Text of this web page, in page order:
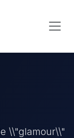
\\"glamour\\"